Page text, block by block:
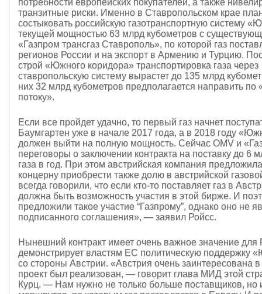
потребности европейских покупателей, а также
транзитные риски. Именно в Ставропольском крае
состыковать российскую газотранспортную систему
текущей мощностью 63 млрд кубометров с
«Газпром трансгаз Ставрополь», по которой газ
регионов России и на экспорт в Армению и Турцию.
строй «Южного коридора» транспортировка газа через
ставропольскую систему вырастет до 135 млрд
них 32 млрд кубометров предполагается направить
потоку».
Если все пройдет удачно, то первый газ начнет
Баумгартен уже в начале 2017 года, а в 2018 году
должен выйти на полную мощность. Сейчас OMV и
переговоры о заключении контракта на поставку до 6
газа в год. При этом австрийская компания
концерну приобрести также долю в австрийской
всегда говорили, что если кто-то поставляет газ в
должна быть возможность участия в этой бирже. И
предложили такое участие “Газпрому”, однако оно не
подписанного соглашения», — заявил Ройсс.
Нынешний контракт имеет очень важное значение для
демонстрирует властям ЕС политическую поддержку
со стороны Австрии. «Австрия очень заинтересована
проект был реализован, — говорит глава МИД этой
Курц. — Нам нужно не только больше поставщиков, но